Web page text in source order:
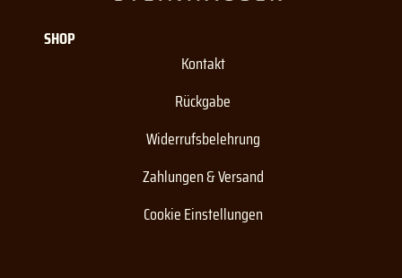
SHOP
Kontakt
Rückgabe
Widerrufsbelehrung
Zahlungen & Versand
Cookie Einstellungen